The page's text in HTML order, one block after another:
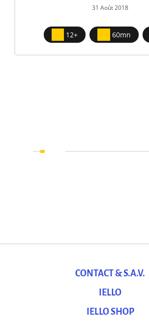
31 Août 2018
12+ 60mn
CONTACT & S.A.V.
IELLO
IELLO SHOP